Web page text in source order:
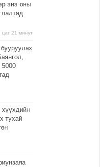
энэ оны
21 минут
5000
тухай